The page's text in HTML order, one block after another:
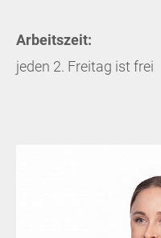
Arbeitszeit:
jeden 2. Freitag ist frei